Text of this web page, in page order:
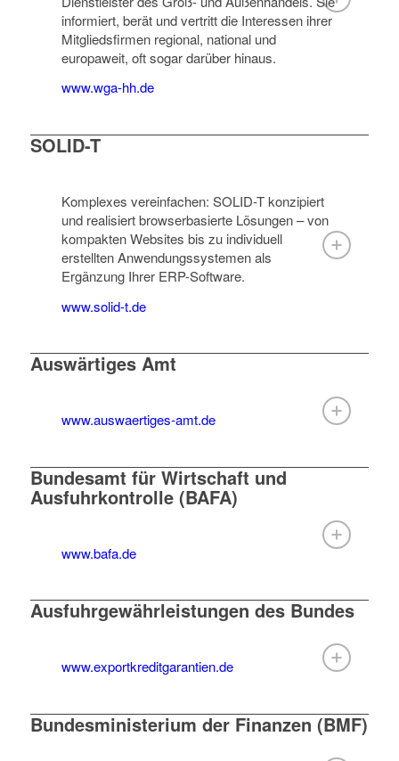
informiert, berät und vertritt die Interessen ihrer
Mitgliedsfirmen regional, national und
europaweit, oft sogar darüber hinaus.
www.wga-hh.de
SOLID-T
Komplexes vereinfachen: SOLID-T konzipiert
und realisiert browserbasierte Lösungen – von
kompakten Websites bis zu individuell
erstellten Anwendungssystemen als
Ergänzung Ihrer ERP-Software.
www.solid-t.de
Auswärtiges Amt
www.auswaertiges-amt.de
Bundesamt für Wirtschaft und
Ausfuhrkontrolle (BAFA)
www.bafa.de
Ausfuhrgewährleistungen des Bundes
www.exportkreditgarantien.de
Bundesministerium der Finanzen (BMF)